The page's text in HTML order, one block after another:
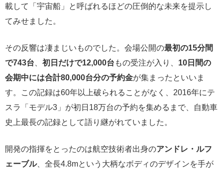
載して「宇宙船」と呼ばれるほどの圧倒的な未来を提示し
てみせました。
その反響は凄まじいものでした。会場公開の最初の15分間
で743台
初日だけで12,000台 もの受注が入り、 10日間の
会期中には合計80,000台分の予約金が集まったといいま
す。この記録は60年以上破られることがなく、2016年にテ
スラ「モデル3」が初日18万台の予約を集めるまで、自動車
史上最長の記録として語り継がれていました。
開発の指揮をとったのは航空技術者出身のアンドレ・ルフ
ェーブル、全長4.8mという大柄なボディのデザインを手が